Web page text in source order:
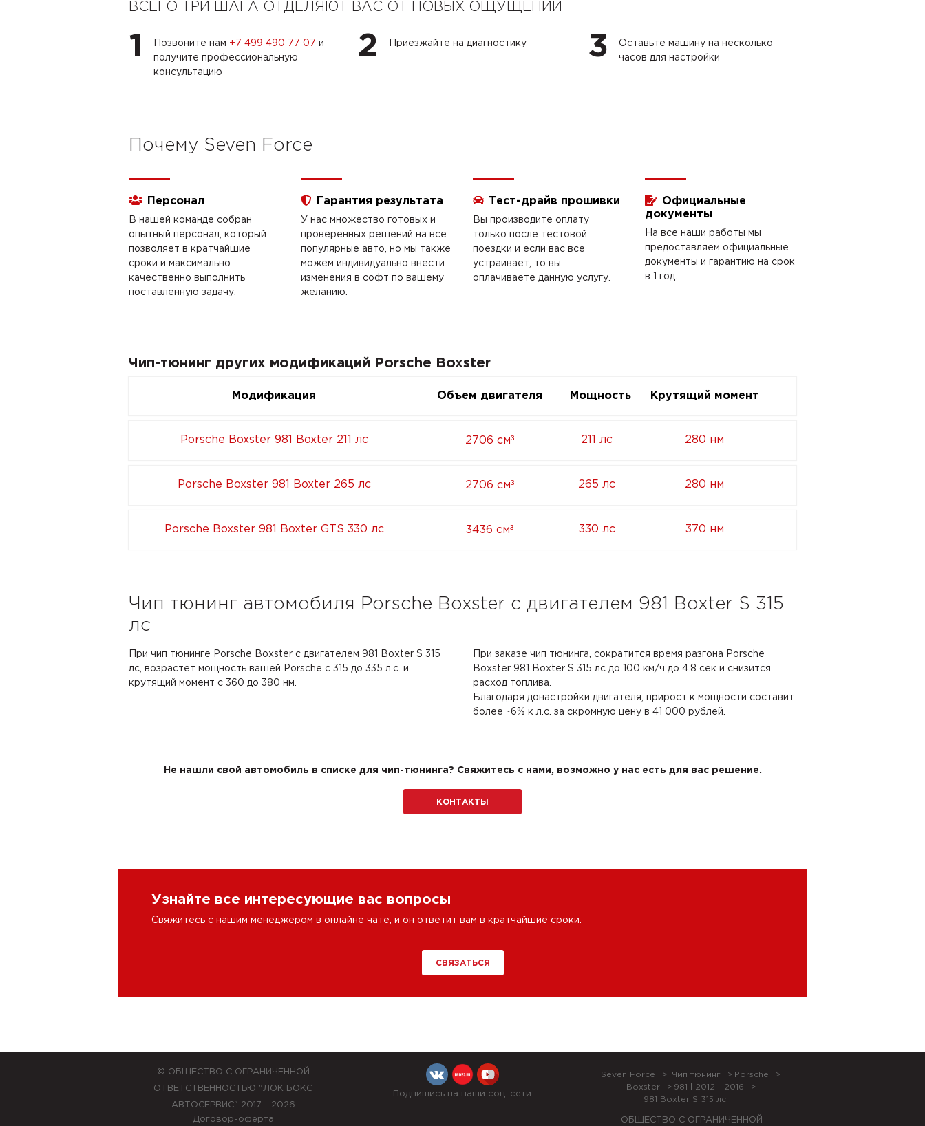
ВСЕГО ТРИ ШАГА ОТДЕЛЯЮТ ВАС ОТ НОВЫХ ОЩУЩЕНИЙ
1 Позвоните нам +7 499 490 77 07
и
получите профессиональную
консультацию
2 Приезжайте на диагностику 3
Оставьте машину на несколько
часов для настройки
Почему Seven Force
Персонал
В нашей команде собран
опытный персонал, который
позволяет в кратчайшие
сроки и максимально
качественно выполнить
поставленную задачу.
Гарантия результата
У нас множество готовых и
проверенных решений на все
популярные авто, но мы также
можем индивидуально внести
изменения в софт по вашему
желанию.
Тест-драйв прошивки
Вы производите оплату
только после тестовой
поездки и если вас все
устраивает, то вы
оплачиваете данную услугу.
Официальные
документы
На все наши работы мы
предоставляем официальные
документы и гарантию на срок
в 1 год.
Чип-тюнинг других модификаций Porsche Boxster
Модификация Объем двигателя Мощность Крутящий момент
Porsche Boxster 981 Boxter 211 лс 2706 см³ 211 лс 280 нм
Porsche Boxster 981 Boxter 265 лс 2706 см³ 265 лс 280 нм
Porsche Boxster 981 Boxter GTS 330 лс 3436 см³ 330 лс 370 нм
Чип тюнинг автомобиля Porsche Boxster с двигателем 981 Boxter S 315
лс
При чип тюнинге Porsche Boxster с двигателем 981 Boxter S 315
лс, возрастет мощность вашей Porsche с 315 до 335 л.с. и
крутящий момент с 360 до 380 нм.
При заказе чип тюнинга, сократится время разгона Porsche
Boxster 981 Boxter S 315 лс до 100 км/ч до 4.8 сек и снизится
расход топлива.
Благодаря донастройки двигателя, прирост к мощности составит
более ~6% к л.с. за скромную цену в 41 000 рублей.
Не нашли свой автомобиль в списке для чип-тюнинга? Свяжитесь с нами, возможно у нас есть для вас решение.
КОНТАКТЫ
Узнайте все интересующие вас вопросы
Свяжитесь с нашим менеджером в онлайне чате, и он ответит вам в кратчайшие сроки.
СВЯЗАТЬСЯ
© ОБЩЕСТВО С ОГРАНИЧЕННОЙ
ОТВЕТСТВЕННОСТЬЮ "ЛОК БОКС
АВТОСЕРВИС" 2017 - 2026
Договор-оферта
Подпишись на наши соц. сети
Seven Force Чип тюнинг
Porsche
Boxster
981 | 2012 - 2016
981 Boxter S 315 лс
ОБЩЕСТВО С ОГРАНИЧЕННОЙ